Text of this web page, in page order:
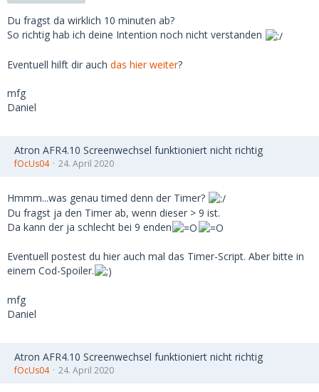
Du fragst da wirklich 10 minuten ab?
So richtig hab ich deine Intention noch nicht verstanden
Eventuell hilft dir auch das hier weiter?
mfg
Daniel
Atron AFR4.10 Screenwechsel funktioniert nicht richtig
fOcUs04 24. April 2020
Hmmm...was genau timed denn der Timer?
Du fragst ja den Timer ab, wenn dieser > 9 ist.
Da kann der ja schlecht bei 9 enden
Eventuell postest du hier auch mal das Timer-Script. Aber bitte in
einem Cod-Spoiler.
mfg
Daniel
Atron AFR4.10 Screenwechsel funktioniert nicht richtig
fOcUs04 24. April 2020